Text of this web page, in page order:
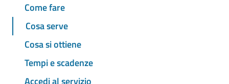
Come fare
Cosa serve
Cosa si ottiene
Tempi e scadenze
Accedi al servizio